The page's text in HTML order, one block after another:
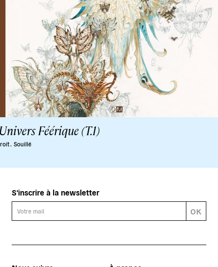
Féérique (T.1)
. Souillé
S'inscrire à la newsletter
OK